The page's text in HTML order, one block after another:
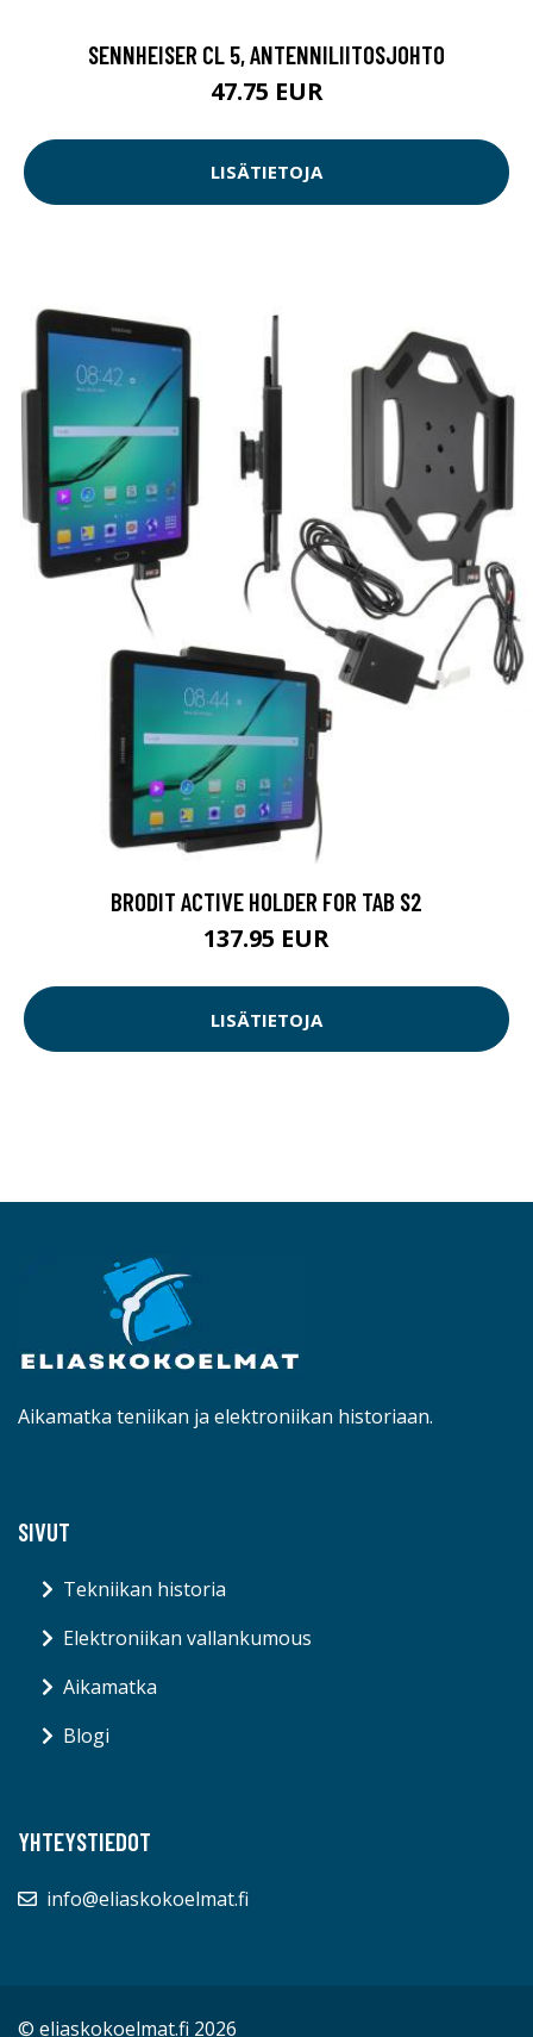
SENNHEISER CL 5, ANTENNILIITOSJOHTO
47.75 EUR
LISÄTIETOJA
BRODIT ACTIVE HOLDER FOR TAB S2
137.95 EUR
LISÄTIETOJA
Aikamatka teniikan ja elektroniikan historiaan.
SIVUT
Tekniikan historia
Elektroniikan vallankumous
Aikamatka
Blogi
YHTEYSTIEDOT
info@eliaskokoelmat.fi
© eliaskokoelmat.fi 2026